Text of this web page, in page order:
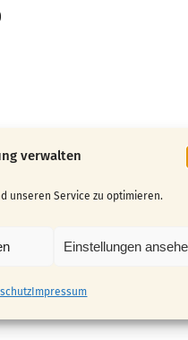
verwalten
unseren Service zu optimieren.
Einstellungen
Impressum